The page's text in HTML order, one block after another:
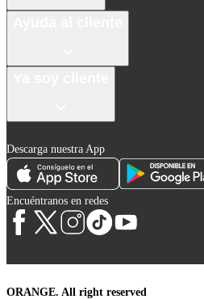
Descarga nuestra App
Encuéntranos en redes
ORANGE. All right reserved